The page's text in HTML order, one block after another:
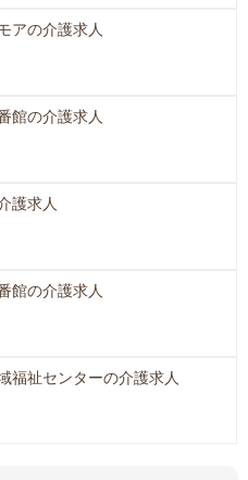
アの介護求人
館の介護求人
護求人
館の介護求人
福祉センターの介護求人